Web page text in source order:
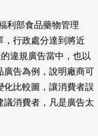
利部食品藥物管理
，行政處分達到將近
違規廣告當中，也以
廣告為例，說明廠商可
比較圖，讓消費者誤
議消費者，凡是廣告太